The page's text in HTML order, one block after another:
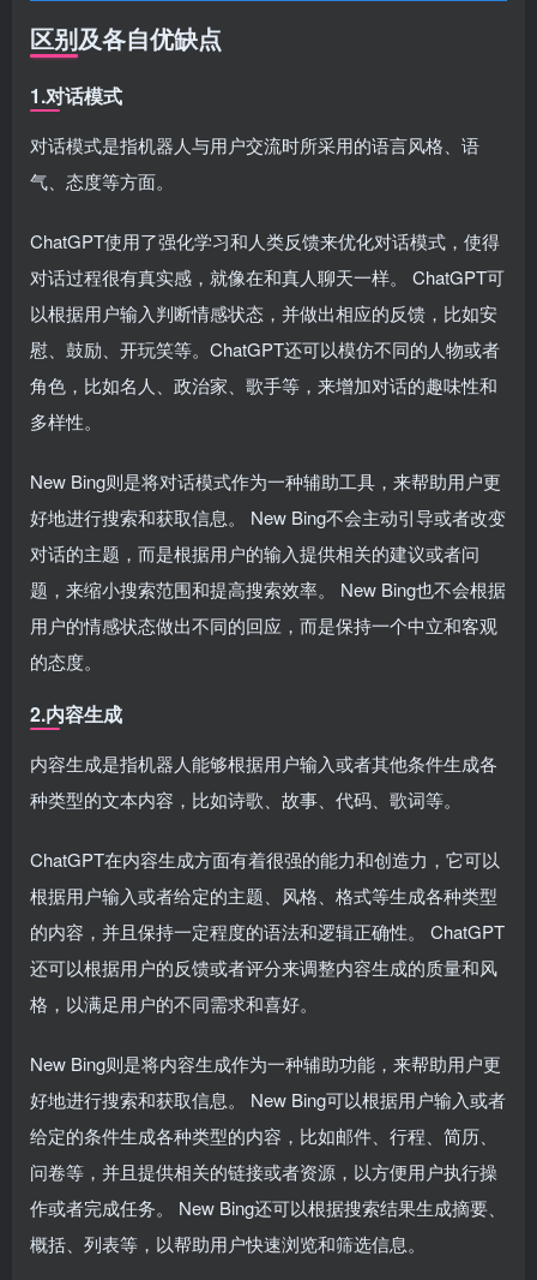
区别及各自优缺点
1.对话模式
对话模式是指机器人与用户交流时所采用的语言风格、语
气、态度等方面。
ChatGPT使用了强化学习和人类反馈来优化对话模式，使得
对话过程很有真实感，就像在和真人聊天一样。 ChatGPT可
以根据用户输入判断情感状态，并做出相应的反馈，比如安
慰、鼓励、开玩笑等。ChatGPT还可以模仿不同的人物或者
角色，比如名人、政治家、歌手等，来增加对话的趣味性和
多样性。
New Bing则是将对话模式作为一种辅助工具，来帮助用户更
好地进行搜索和获取信息。 New Bing不会主动引导或者改变
对话的主题，而是根据用户的输入提供相关的建议或者问
题，来缩小搜索范围和提高搜索效率。 New Bing也不会根据
用户的情感状态做出不同的回应，而是保持一个中立和客观
的态度。
2.内容生成
内容生成是指机器人能够根据用户输入或者其他条件生成各
种类型的文本内容，比如诗歌、故事、代码、歌词等。
ChatGPT在内容生成方面有着很强的能力和创造力，它可以
根据用户输入或者给定的主题、风格、格式等生成各种类型
的内容，并且保持一定程度的语法和逻辑正确性。 ChatGPT
还可以根据用户的反馈或者评分来调整内容生成的质量和风
格，以满足用户的不同需求和喜好。
New Bing则是将内容生成作为一种辅助功能，来帮助用户更
好地进行搜索和获取信息。 New Bing可以根据用户输入或者
给定的条件生成各种类型的内容，比如邮件、行程、简历、
问卷等，并且提供相关的链接或者资源，以方便用户执行操
作或者完成任务。 New Bing还可以根据搜索结果生成摘要、
概括、列表等，以帮助用户快速浏览和筛选信息。